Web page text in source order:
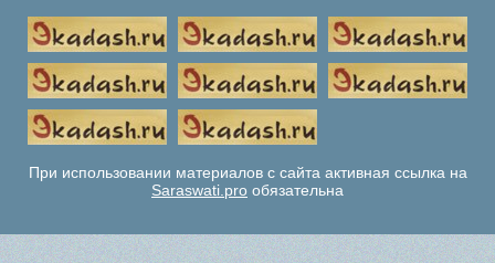
При использовании материалов с сайта активная ссылка на
Saraswati.pro обязательна